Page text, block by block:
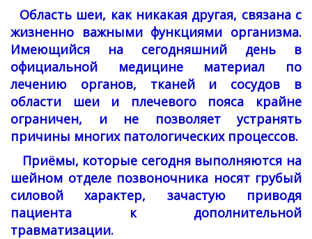
Область шеи, как никакая другая, связана с
жизненно важными функциями организма.
Имеющийся на сегодняшний день в
официальной медицине материал по
лечению органов, тканей и сосудов в
области шеи и плечевого пояса крайне
ограничен, и не позволяет устранять
причины многих патологических процессов.
Приёмы, которые сегодня выполняются на
шейном отделе позвоночника носят грубый
силовой характер, зачастую приводя
пациента к дополнительной
травматизации.